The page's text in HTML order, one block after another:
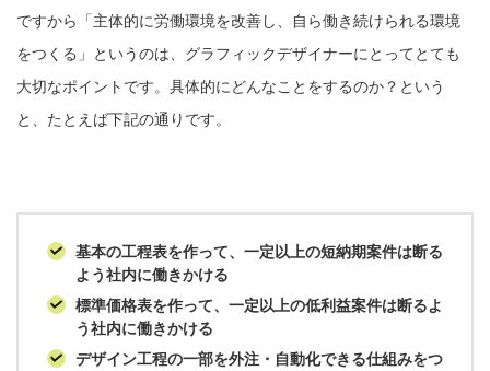
ですから「主体的に労働環境を改善し、自ら働き続けられる環境
をつくる」というのは、グラフィックデザイナーにとってとても
大切なポイントです。具体的にどんなことをするのか？という
と、たとえば下記の通りです。
基本の工程表を作って、一定以上の短納期案件は断る
よう社内に働きかける
標準価格表を作って、一定以上の低利益案件は断るよ
う社内に働きかける
デザイン工程の一部を外注・自動化できる仕組みをつ